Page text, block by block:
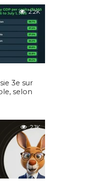
2.2K
3e sur
selon
2.1K